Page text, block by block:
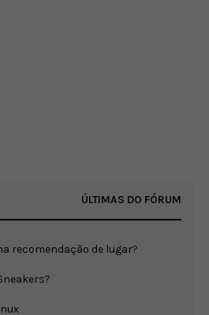
ÚLTIMAS DO FÓRUM
recomendação de lugar?